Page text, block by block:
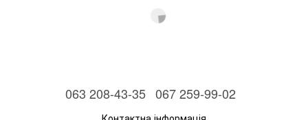
063 208-43-35 067 259-99-02